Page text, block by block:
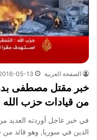
الصفحة العربية 05-13
خبر مقتل مصطفى
من قيادات حزب الله اخبار
في خبر عاجل أوردته العديد
الدين في سوريا, وهو قائد